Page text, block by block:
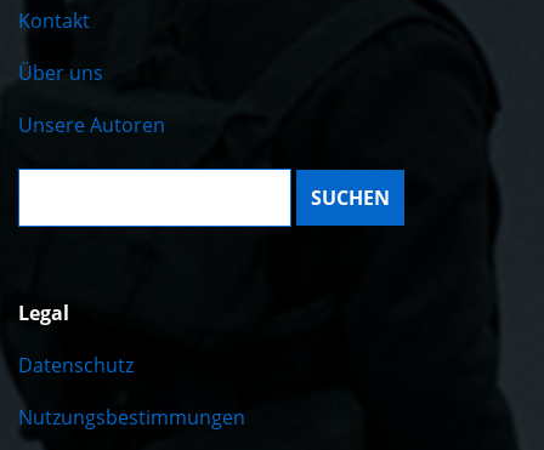
Kontakt
Über uns
Unsere Autoren
Suche:
Legal
Datenschutz
Nutzungsbestimmungen